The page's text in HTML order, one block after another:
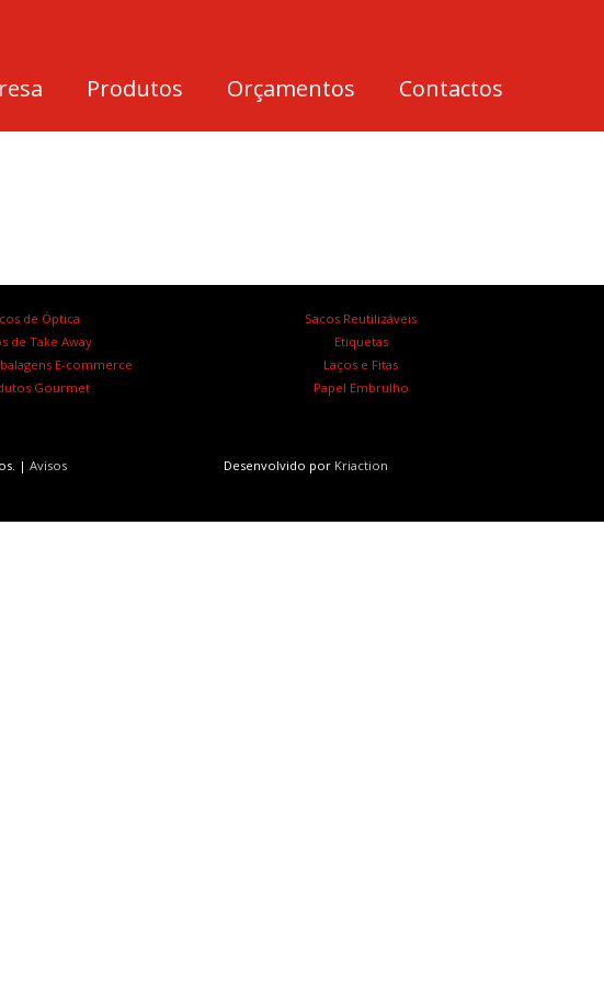
Produtos Orçamentos Contactos
de Óptica
de Take Away
E-commerce
Gourmet
Sacos Reutilizáveis
Etiquetas
Laços e Fitas
Papel Embrulho
| Avisos
Desenvolvido por Kriaction